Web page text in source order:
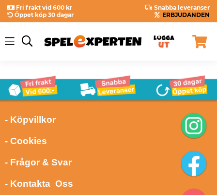
Fri frakt vid 600 kr
Snabba leveranser
Öppet köp 30 dagar
ERBJUDANDEN
- Köpvillkor
- Cookies
- Frågor & Svar
- Kontakta Oss